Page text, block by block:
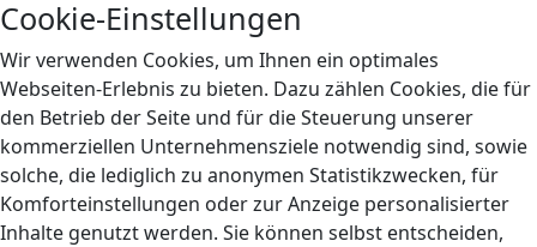
Cookie-Einstellungen
Wir verwenden Cookies, um Ihnen ein optimales
Webseiten-Erlebnis zu bieten. Dazu zählen Cookies, die für
den Betrieb der Seite und für die Steuerung unserer
kommerziellen Unternehmensziele notwendig sind, sowie
solche, die lediglich zu anonymen Statistikzwecken, für
Komforteinstellungen oder zur Anzeige personalisierter
Inhalte genutzt werden. Sie können selbst entscheiden,